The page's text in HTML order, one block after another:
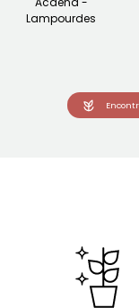
Lampourdes